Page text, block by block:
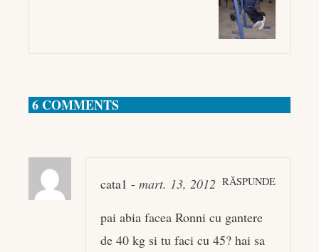
6 COMMENTS
cata1 - mart. 13, 2012 RĂSPUNDE
pai abia facea Ronni cu gantere
de 40 kg si tu faci cu 45? hai sa